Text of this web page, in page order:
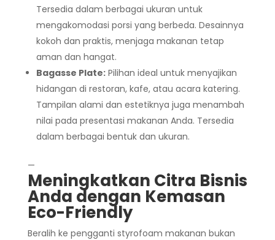
Tersedia dalam berbagai ukuran untuk
mengakomodasi porsi yang berbeda. Desainnya
kokoh dan praktis, menjaga makanan tetap
aman dan hangat.
Bagasse Plate:Pilihan ideal untuk menyajikan
hidangan di restoran, kafe, atau acara katering.
Tampilan alami dan estetiknya juga menambah
nilai pada presentasi makanan Anda. Tersedia
dalam berbagai bentuk dan ukuran.
—
Meningkatkan Citra Bisnis
Anda dengan Kemasan
Eco-Friendly
Beralih ke pengganti styrofoam makanan bukan